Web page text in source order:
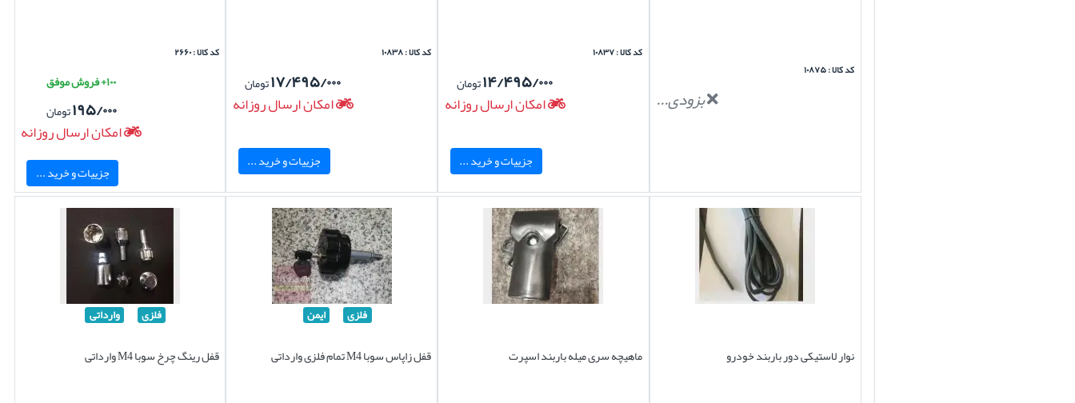
کد کالا : ۱۰۸۷۵
بزودی...
کد کالا : ۱۰۸۳۷
۱۴/۴۹۵/۰۰۰تومان
امکان ارسال روزانه
جزییات و خرید ...
کد کالا : ۱۰۸۳۸
۱۷/۴۹۵/۰۰۰تومان
امکان ارسال روزانه
جزییات و خرید ...
کد کالا : ۲۶۶۰
۱۰۰+ فروش موفق
۱۹۵/۰۰۰تومان
امکان ارسال روزانه
جزییات و خرید ...
نوار لاستیکی دور باربند خودرو ماهیچه سری میله باربند اسپرت
فلزی ایمن
قفل زاپاس سوبا M4 تمام فلزی وارداتی
فلزی وارداتی
قفل رینگ چرخ سوبا M4 وارداتی